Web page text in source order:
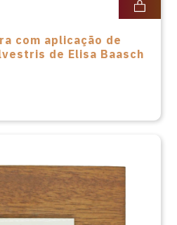
com aplicação de
de Elisa Baasch